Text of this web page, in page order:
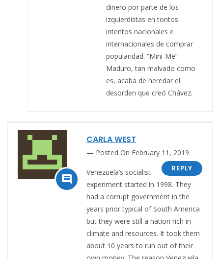
dinero por parte de los
izquierdistas en tontos
intentos nacionales e
internacionales de comprar
popularidad. “Mini-Me”
Maduro, tan malvado como
es, acaba de heredar el
desorden que creó Chávez.

CARLA WEST
Posted On February 11, 2019
REPLY
Venezuela’s socialist
experiment started in 1998. They
had a corrupt government in the
years prior typical of South America
but they were still a nation rich in
climate and resources. It took them
about 10 years to run out of their